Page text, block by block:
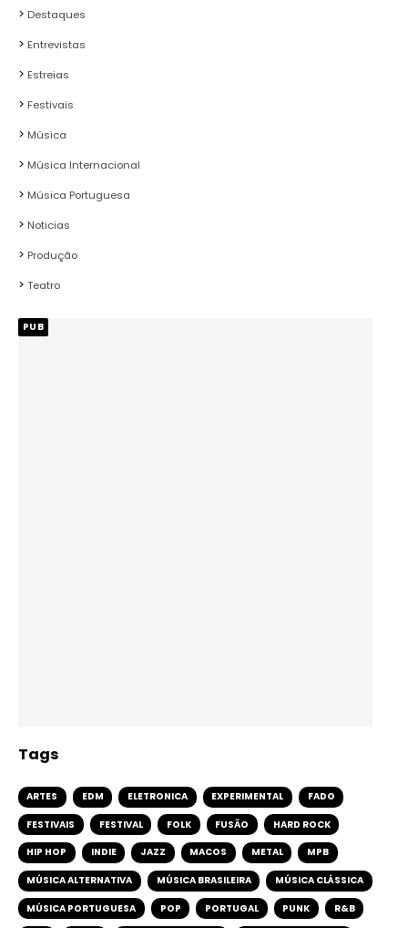
Destaques
Entrevistas
Estreias
Festivais
Música
Música Internacional
Música Portuguesa
Noticias
Produção
Teatro
PUB
Tags
ARTES EDM ELETRONICA EXPERIMENTAL FADO
FESTIVAIS FESTIVAL FOLK FUSÃO HARD ROCK
HIP HOP INDIE JAZZ MACOS METAL MPB
MÚSICA ALTERNATIVA MÚSICA BRASILEIRA MÚSICA CLÁSSICA
MÚSICA PORTUGUESA POP PORTUGAL PUNK R&B